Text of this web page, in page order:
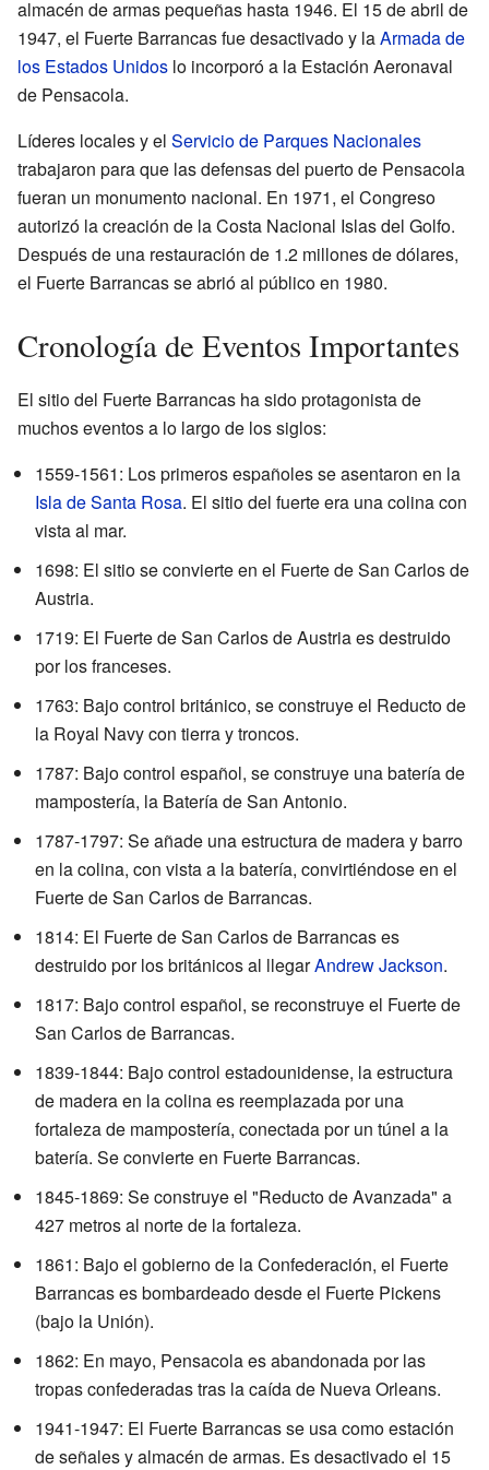
almacén de armas pequeñas hasta 1946. El 15 de abril de
1947, el Fuerte Barrancas fue desactivado y laArmada de
los Estados Unidos lo incorporó a la Estación Aeronaval
de Pensacola.
Líderes locales y el Servicio de Parques Nacionales
trabajaron para que las defensas del puerto de Pensacola
fueran un monumento nacional. En 1971, el Congreso
autorizó la creación de la Costa Nacional Islas del Golfo.
Después de una restauración de 1.2 millones de dólares,
el Fuerte Barrancas se abrió al público en 1980.
Cronología de Eventos Importantes
El sitio del Fuerte Barrancas ha sido protagonista de
muchos eventos a lo largo de los siglos:
1559-1561: Los primeros españoles se asentaron en la
Isla de Santa Rosa. El sitio del fuerte era una colina con
vista al mar.
1698: El sitio se convierte en el Fuerte de San Carlos de
Austria.
1719: El Fuerte de San Carlos de Austria es destruido
por los franceses.
1763: Bajo control británico, se construye el Reducto de
la Royal Navy con tierra y troncos.
1787: Bajo control español, se construye una batería de
mampostería, la Batería de San Antonio.
1787-1797: Se añade una estructura de madera y barro
en la colina, con vista a la batería, convirtiéndose en el
Fuerte de San Carlos de Barrancas.
1814: El Fuerte de San Carlos de Barrancas es
destruido por los británicos al llegarAndrew Jackson.
1817: Bajo control español, se reconstruye el Fuerte de
San Carlos de Barrancas.
1839-1844: Bajo control estadounidense, la estructura
de madera en la colina es reemplazada por una
fortaleza de mampostería, conectada por un túnel a la
batería. Se convierte en Fuerte Barrancas.
1845-1869: Se construye el "Reducto de Avanzada" a
427 metros al norte de la fortaleza.
1861: Bajo el gobierno de la Confederación, el Fuerte
Barrancas es bombardeado desde el Fuerte Pickens
(bajo la Unión).
1862: En mayo, Pensacola es abandonada por las
tropas confederadas tras la caída de Nueva Orleans.
1941-1947: El Fuerte Barrancas se usa como estación
de señales y almacén de armas. Es desactivado el 15